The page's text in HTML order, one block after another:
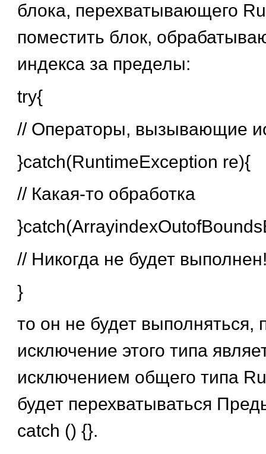
блока, перехватывающего
поместить блок,
индекса за пределы:
try{
// Операторы, вызывающие
}catch(RuntimeException re){
// Какая-то обработка
// Никогда не будет
}
то он не будет выполняться,
исключение этого типа
исключением общего типа
будет перехватываться
catch () {}.